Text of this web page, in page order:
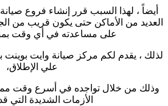
أيضاً ، لهذا السبب قرر إنشاء فروع
العديد من الأماكن حتى يكون قريب من
على مساعدته في أي وقت
لذلك ، يقدم لكم مركز صيانة وايت
علي الإطلاق،
وذلك من خلال تواجده في أسرع وقت
الأزمات الشديدة التي